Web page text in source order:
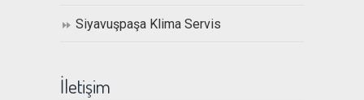
Siyavuşpaşa Klima Servis
İletişim